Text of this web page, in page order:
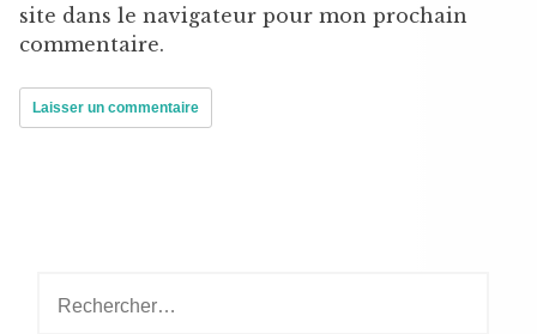
site dans le navigateur pour mon prochain
commentaire.